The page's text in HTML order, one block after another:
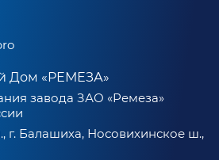
Дом «РЕМЕЗА»
завода ЗАО «Ремеза»
г. Балашиха, Носовихинское ш.,